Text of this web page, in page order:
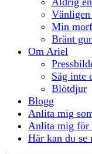
Min
Bränt
Om Ariel
Säg inte
Blötdjur
Blogg
Anlita mig
Anlita mig för
Här kan du se